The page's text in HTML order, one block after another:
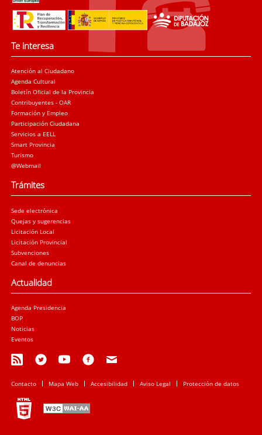
Te interesa
Atención al Ciudadano
Agenda Cultural
Boletín Oficial de la Provincia
Contribuyentes - OAR
Formación y Empleo
Participación Ciudadana
Servicios a EELL
Smart Provincia
Turismo
@Webmail
Trámites
Sede electrónica
Quejas y sugerencias
Licitación Local
Licitación Provincial
Subvenciones
Canal de denuncias
Actualidad
Agenda Presidencia
BOP
Noticias
Eventos
Contacto Mapa Web Accesibilidad Aviso Legal Protección de datos